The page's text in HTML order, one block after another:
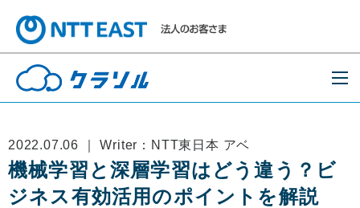
2022.07.06 ｜ Writer：NTT東日本 アベ
機械学習と深層学習はどう違う？ビ
ジネス有効活用のポイントを解説